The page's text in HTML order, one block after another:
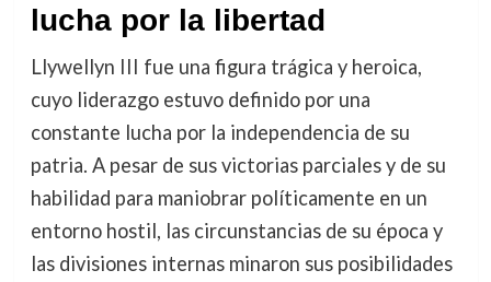
lucha por la libertad
Llywellyn III fue una figura trágica y heroica,
cuyo liderazgo estuvo definido por una
constante lucha por la independencia de su
patria. A pesar de sus victorias parciales y de su
habilidad para maniobrar políticamente en un
entorno hostil, las circunstancias de su época y
las divisiones internas minaron sus posibilidades